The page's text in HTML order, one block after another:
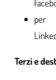
per
Terzi e